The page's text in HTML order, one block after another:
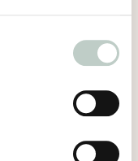
Simplemente
tiene su propio
y se trata de
el otro. Mira